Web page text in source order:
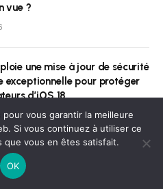
vue ?
une mise à jour de sécurité
exceptionnelle pour protéger
d’iOS 18
Max 2 débarquent enfin
Apple
vous garantir la meilleure
Si vous continuez à utiliser ce
que vous en êtes satisfait.
OK